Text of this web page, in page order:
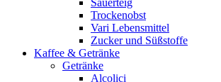
Sauerteig
Trockenobst
Vari Lebensmittel
Zucker und Süßstoffe
Kaffee & Getränke
Getränke
Alcolici